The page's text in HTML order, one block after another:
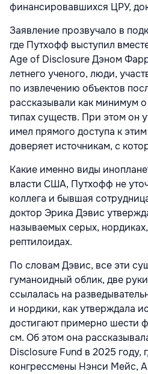
финансировавшихся ЦРУ,
Заявление прозвучало в
где Путхофф выступил
Age of Disclosure Дэном
летнего ученого, люди,
по извлечению объектов
рассказывали как минимум
типах существ. При этом он
имел прямого доступа к
доверяет источникам, с
Какие именно виды
власти США, Путхофф не
коллега и бывшая
доктор Эрика Дэвис
называемых серых,
рептилоидах.
По словам Дэвис, все эти
гуманоидный облик, две
ссылалась на
и нордики, как утверждала
достигают примерно шести
см. Об этом она
Disclosure Fund в 2025 году,
конгрессмены Нэнси Мейс,